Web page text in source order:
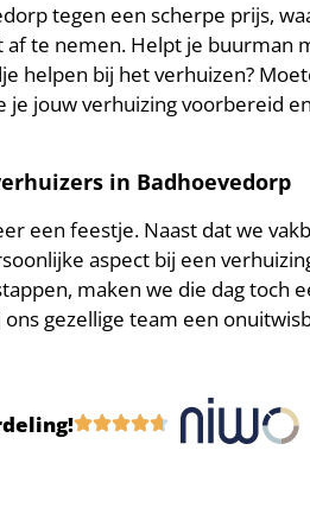
tegen een scherpe prijs,
te nemen. Helpt je buurman
helpen bij het verhuizen?
je jouw verhuizing voorbereid
in Badhoevedorp
een feestje. Naast dat we
aspect bij een
maken we die dag toch
gezellige team een